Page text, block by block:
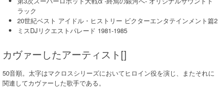
ラック
20世紀ベスト アイドル・ヒストリー ビクターエンタテインメント篇2
ミスDJリクエストパレード 1981-1985
カヴァーしたアーティスト[]
50音順。太字はマクロスシリーズにおいてヒロイン役を演じ、またそれに
関連してカヴァーした歌手である。